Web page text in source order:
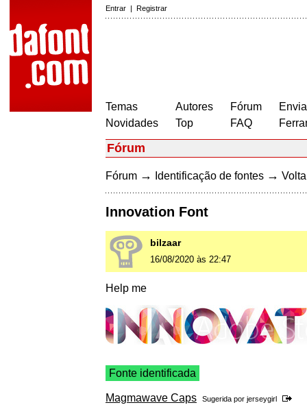
Entrar | Registrar
Temas
Novidades
Autores
Top
Fórum
FAQ
Fórum
Fórum → Identificação de fontes →
Innovation Font
bilzaar
16/08/2020 às 22:47
Help me
Fonte identificada
Magmawave Caps Sugerida por jerseygirl